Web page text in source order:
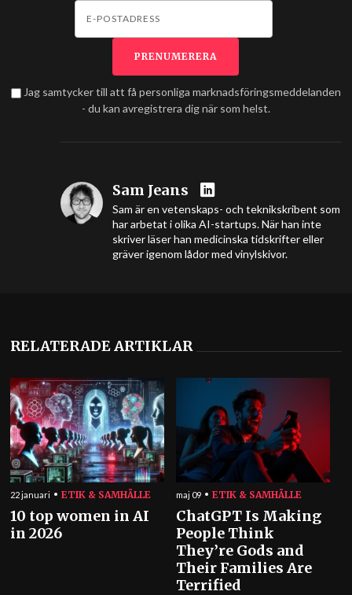
Jag samtycker till att få personliga marknadsföringsmeddelanden
- du kan avregistrera dig när som helst.
Sam Jeans
Sam är en vetenskaps- och teknikskribent som
har arbetat i olika AI-startups. När han inte
skriver läser han medicinska tidskrifter eller
gräver igenom lådor med vinylskivor.
RELATERADE ARTIKLAR
22 januari ETIK & SAMHÄLLE
10 top women in AI
in 2026
maj 09 ETIK & SAMHÄLLE
ChatGPT Is Making
People Think
They’re Gods and
Their Families Are
Terrified